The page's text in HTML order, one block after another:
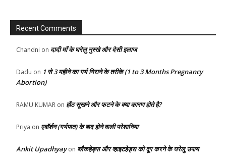
Recent Comments
Chandni on दादी माँ के घरेलु नुस्खे और देसी इलाज
Dadu on 1 से 3 महीने का गर्भ गिराने के तरीके (1 to 3 Months Pregnancy
Abortion)
RAMU KUMAR on होंठ सूखने और फटने के क्या कारण होते है?
Priya on एबॉर्शन (गर्भपात) के बाद होने वाली परेशानिया
Ankit Upadhyayon ब्लैकहेड्स और व्हाइटहेड्स को दूर करने के घरेलु उपाय